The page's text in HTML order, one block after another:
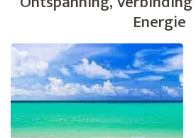
Energie